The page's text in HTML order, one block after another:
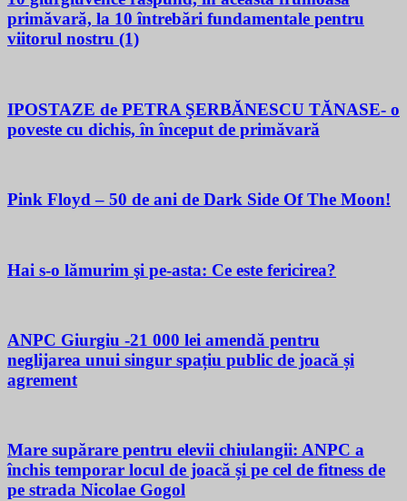
primăvară, la 10 întrebări fundamentale pentru
viitorul nostru (1)
IPOSTAZE de PETRA ŞERBĂNESCU TĂNASE- o
poveste cu dichis, în început de primăvară
Pink Floyd – 50 de ani de Dark Side Of The Moon!
Hai s-o lămurim şi pe-asta: Ce este fericirea?
ANPC Giurgiu -21 000 lei amendă pentru
neglijarea unui singur spațiu public de joacă și
agrement
Mare supărare pentru elevii chiulangii: ANPC a
închis temporar locul de joacă și pe cel de fitness de
pe strada Nicolae Gogol